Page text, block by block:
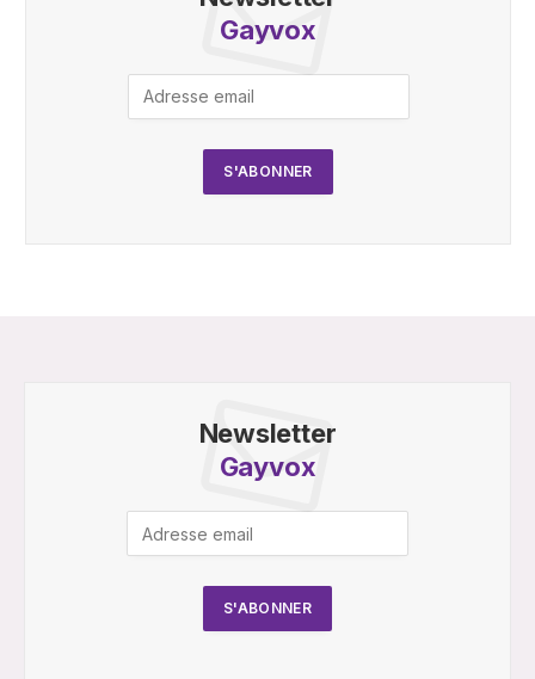
Gayvox
Newsletter
Gayvox